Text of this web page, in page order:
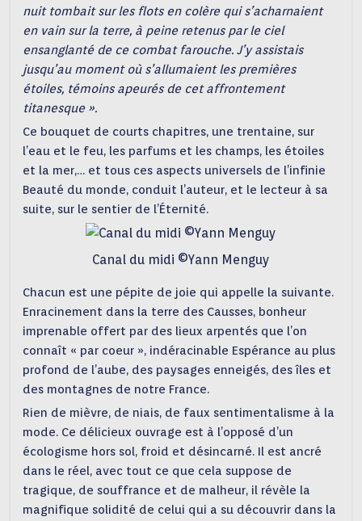
nuit tombait sur les flots en colère qui s’acharnaient
en vain sur la terre, à peine retenus par le ciel
ensanglanté de ce combat farouche. J’y assistais
jusqu’au moment où s’allumaient les premières
étoiles, témoins apeurés de cet affrontement
titanesque ».
Ce bouquet de courts chapitres, une trentaine, sur
l’eau et le feu, les parfums et les champs, les étoiles
et la mer,… et tous ces aspects universels de l’infinie
Beauté du monde, conduit l’auteur, et le lecteur à sa
suite, sur le sentier de l’Éternité.
Canal du midi ©Yann Menguy
Chacun est une pépite de joie qui appelle la suivante.
Enracinement dans la terre des Causses, bonheur
imprenable offert par des lieux arpentés que l’on
connaît « par coeur », indéracinable Espérance au plus
profond de l’aube, des paysages enneigés, des îles et
des montagnes de notre France.
Rien de mièvre, de niais, de faux sentimentalisme à la
mode. Ce délicieux ouvrage est à l’opposé d’un
écologisme hors sol, froid et désincarné. Il est ancré
dans le réel, avec tout ce que cela suppose de
tragique, de souffrance et de malheur, il révèle la
magnifique solidité de celui qui a su découvrir dans la